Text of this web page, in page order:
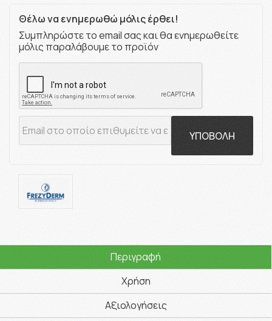
Θέλω να ενημερωθώ μόλις έρθει!
Συμπληρώστε το email σας και θα ενημερωθείτε
μόλις παραλάβουμε το προϊόν
ΥΠΟΒΟΛΗ
Περιγραφή
Χρήση
Αξιολογήσεις